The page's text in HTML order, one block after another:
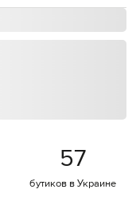
57
бутиков в Украине